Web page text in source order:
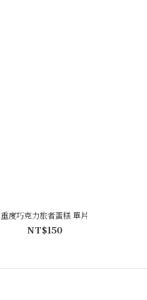
重度巧克力旅者蛋糕 單片
NT$150